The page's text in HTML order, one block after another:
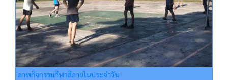
ภาพกิจกรรมกีฬาสีภายในประจำวัน